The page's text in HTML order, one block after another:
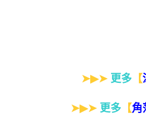
➤▶➤ 更多【
➤▶➤ 更多【角